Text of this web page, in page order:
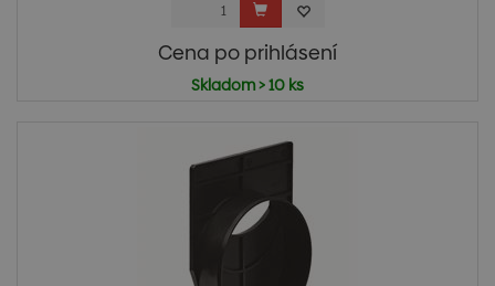
Cena po prihlásení
Skladom > 10 ks